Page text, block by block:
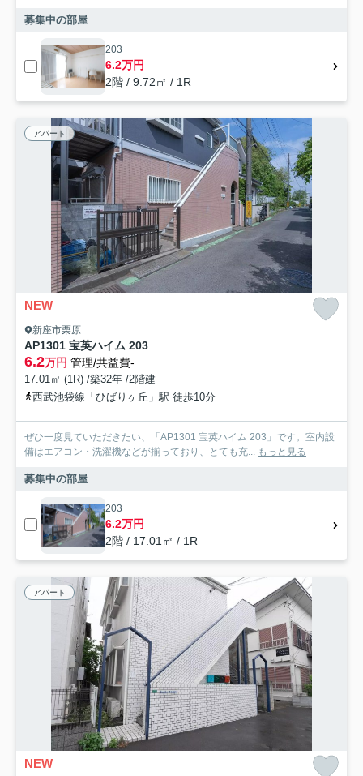
募集中の部屋
203
6.2万円
2階 / 9.72㎡ / 1R
アパート
NEW
新座市栗原
AP1301 宝英ハイム 203
6.2万円 管理/共益費-
17.01㎡ (1R) /築32年 /2階建
西武池袋線「ひばりヶ丘」駅 徒歩10分
ぜひ一度見ていただきたい、「AP1301 宝英ハイム 203」です。室内設
備はエアコン・洗濯機などが揃っており、とても充...
もっと見る
募集中の部屋
203
6.2万円
2階 / 17.01㎡ / 1R
アパート
NEW